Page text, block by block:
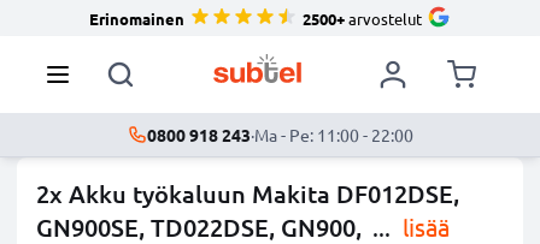
Erinomainen 2500+arvostelut
0800 918 243·Ma - Pe: 11:00 - 22:00
2x Akku työkaluun Makita DF012DSE,
GN900SE, TD022DSE, GN900, ... lisää